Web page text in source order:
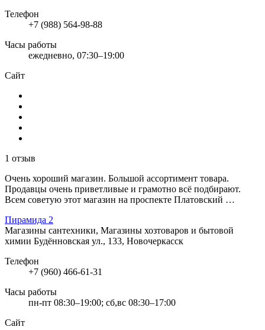
Телефон
+7 (988) 564-98-88
Часы работы
ежедневно, 07:30–19:00
Сайт
1 отзыв
Очень хороший магазин. Большой ассортимент товара.
Продавцы очень приветливые и грамотно всё подбирают.
Всем советую этот магазин на проспекте Платовский …
Пирамида 2
Магазины сантехники, Магазины хозтоваров и бытовой
химии Будённовская ул., 133, Новочеркасск
Телефон
+7 (960) 466-61-31
Часы работы
пн-пт 08:30–19:00; сб,вс 08:30–17:00
Сайт